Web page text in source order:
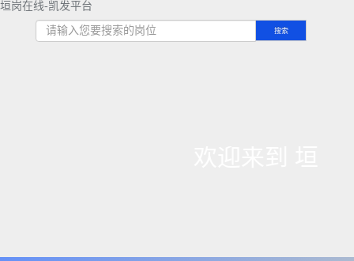
垣岗在线-凯发平台
搜索